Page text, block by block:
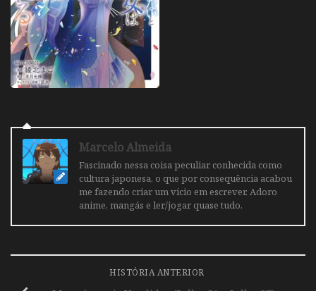
Marcelo Almeida
Fascinado nessa coisa peculiar conhecida como
cultura japonesa, o que por consequência acabou
me fazendo criar um vicio em escrever. Adoro
anime, mangás e ler/jogar quase tudo.
HISTÓRIA ANTERIOR